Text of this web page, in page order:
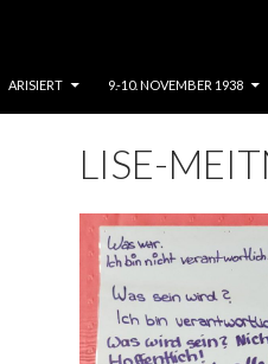
ARISIERT 9.-10. NOVEMBER 1938
LISE-